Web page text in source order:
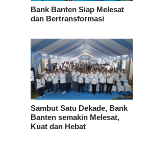
Bank Banten Siap Melesat
dan Bertransformasi
Sambut Satu Dekade, Bank
Banten semakin Melesat,
Kuat dan Hebat